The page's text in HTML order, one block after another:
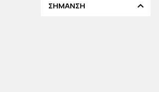
ΣΗΜΑΝΣΗ